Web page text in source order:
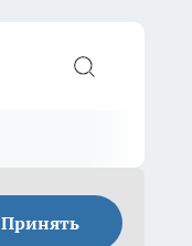
Принять